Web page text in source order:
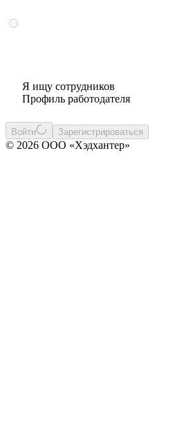
Я ищу сотрудников
Профиль работодателя
Войти Зарегистрироваться
© 2026 ООО «Хэдхантер»